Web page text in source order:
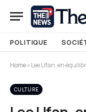
POLITIQUE
Home»Lee Ufan, en
CULTURE